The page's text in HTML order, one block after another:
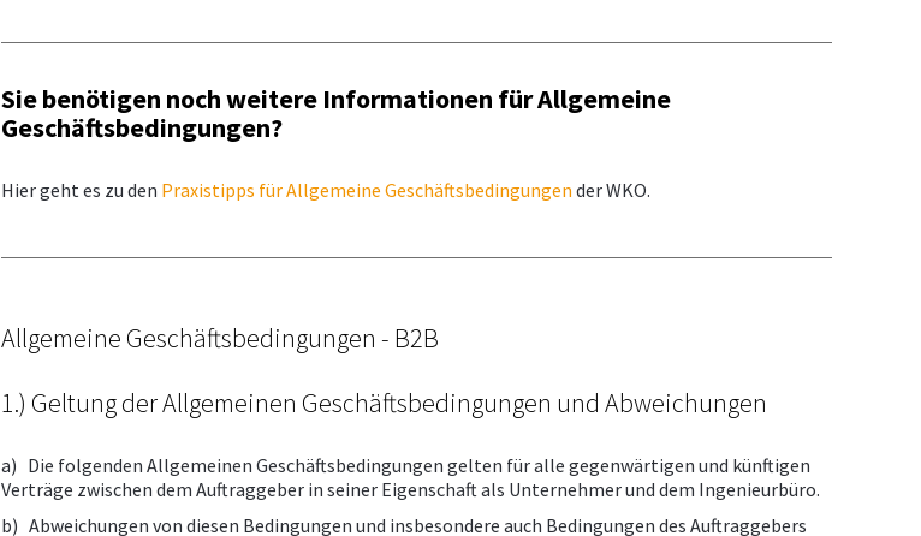
Sie benötigen noch weitere Informationen für Allgemeine
Geschäftsbedingungen?
Hier geht es zu den Praxistipps für Allgemeine Geschäftsbedingungen der WKO.
Allgemeine Geschäftsbedingungen - B2B
1.) Geltung der Allgemeinen Geschäftsbedingungen und Abweichungen
a) Die folgenden Allgemeinen Geschäftsbedingungen gelten für alle gegenwärtigen und künftigen
Verträge zwischen dem Auftraggeber in seiner Eigenschaft als Unternehmer und dem Ingenieurbüro.
b) Abweichungen von diesen Bedingungen und insbesondere auch Bedingungen des Auftraggebers